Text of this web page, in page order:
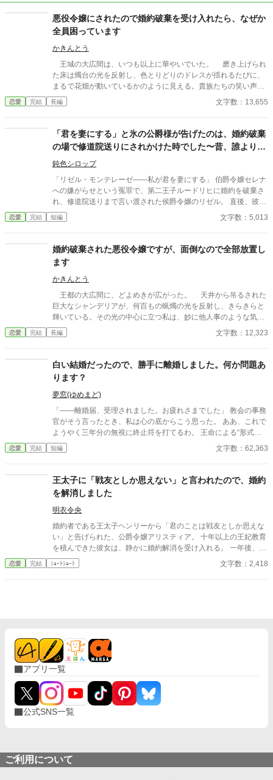
悪役令嬢にされたので婚約破棄を受け入れたら、なぜか
全員困っています
かきんとう
王城の大広間は、いつも以上に華やいでいた。 磨き上げられ
た床は燭台の光を反射し、色とりどりのドレスが揺れるたびに、
まるで花畑が動いているかのように見える。貴族たちの笑い声、
楽団の優雅な旋律、そして、ひそやかな噂話が、空気を満たして
いた。 その中心に、私は立っていた。 ――今日、この瞬間の
た私の名に、ざわめきがぴたりと止む。
恋愛 完結 長編 文字数：13,655
「君を妻にする」と氷の公爵様が告げたのは、婚約破棄
の場で修道院送りにされかけた時でした〜昔、誰よりも
先に彼を助けたのが私だったそうです〜
鈍色シロップ
「リゼル・モンテレーゼ――私が君を妻にする」 伯爵令嬢セレナ
への嫌がらせという冤罪で、第二王子ルードリヒに婚約を破棄さ
れ、修道院送りまで言い渡された侯爵令嬢のリゼル。 直後、彼女
に求婚したのは、「氷の公爵」と恐れられるオルヴェイン・グラ
ンツだった。 「君を修道院へは行かせない。私と一緒に、来てほ
だと思っていたオルヴェインが、彼女に語った想いとは――。 婚
約破棄された侯爵令嬢が、氷の公爵に溺愛される物語。 ※複数の
サイトに投稿しています。
恋愛 完結 短編 文字数：5,013
婚約破棄された悪役令嬢ですが、面倒なので全部放置し
ます
かきんとう
王都の大広間に、どよめきが広がった。 天井から吊るされた
巨大なシャンデリアが、何百もの蝋燭の光を反射し、きらきらと
輝いている。その光の中心に立つ私は、妙に他人事のような気分
で、その場の空気を眺めていた。 「エレノア・フォン・リーベル
ト！ 私は貴様との婚約をここに破棄する！」 高らかに宣言し
った。 周囲の貴族たちが一斉に息を呑み、次の瞬間には小声の
ざわめきが連鎖のように広がっていく。 ――ああ、ついに来た
のね。
恋愛 完結 長編 文字数：12,323
白い結婚だったので、勝手に離婚しました。何か問題あ
ります？
夢窓(ゆめまど)
「――離婚届、受理されました。お疲れさまでした」 教会の事務
官がそう言ったとき、私は心の底からこう思った。 ああ、これで
ようやく三年分の無視に終止符を打てるわ。 王命による“形式結
婚”。 夫の顔も知らず、手紙もなし、戦地から帰ってきたという
噂すらない。 だから、はい、離婚。勝手に。 白い結婚だったの
恋愛 完結 短編 文字数：62,363
王太子に「戦友としか思えない」と言われたので、婚約
を解消しました
明衣令央
婚約者である王太子ヘンリーから「君のことは戦友としか思えな
い」と告げられた、公爵令嬢アリスティア。 十年以上の王妃教育
を積んできた彼女は、静かに婚約解消を受け入れる。 一年後、幸
せな結婚を迎えた彼女にとって、ヘンリーのその後は――もうど
うでもいいことだった。
恋愛 完結 ｼｮｰﾄｼｮｰﾄ 文字数：2,418
アプリ一覧
公式SNS一覧
ご利用について